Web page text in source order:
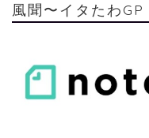
風聞〜イタたわGP